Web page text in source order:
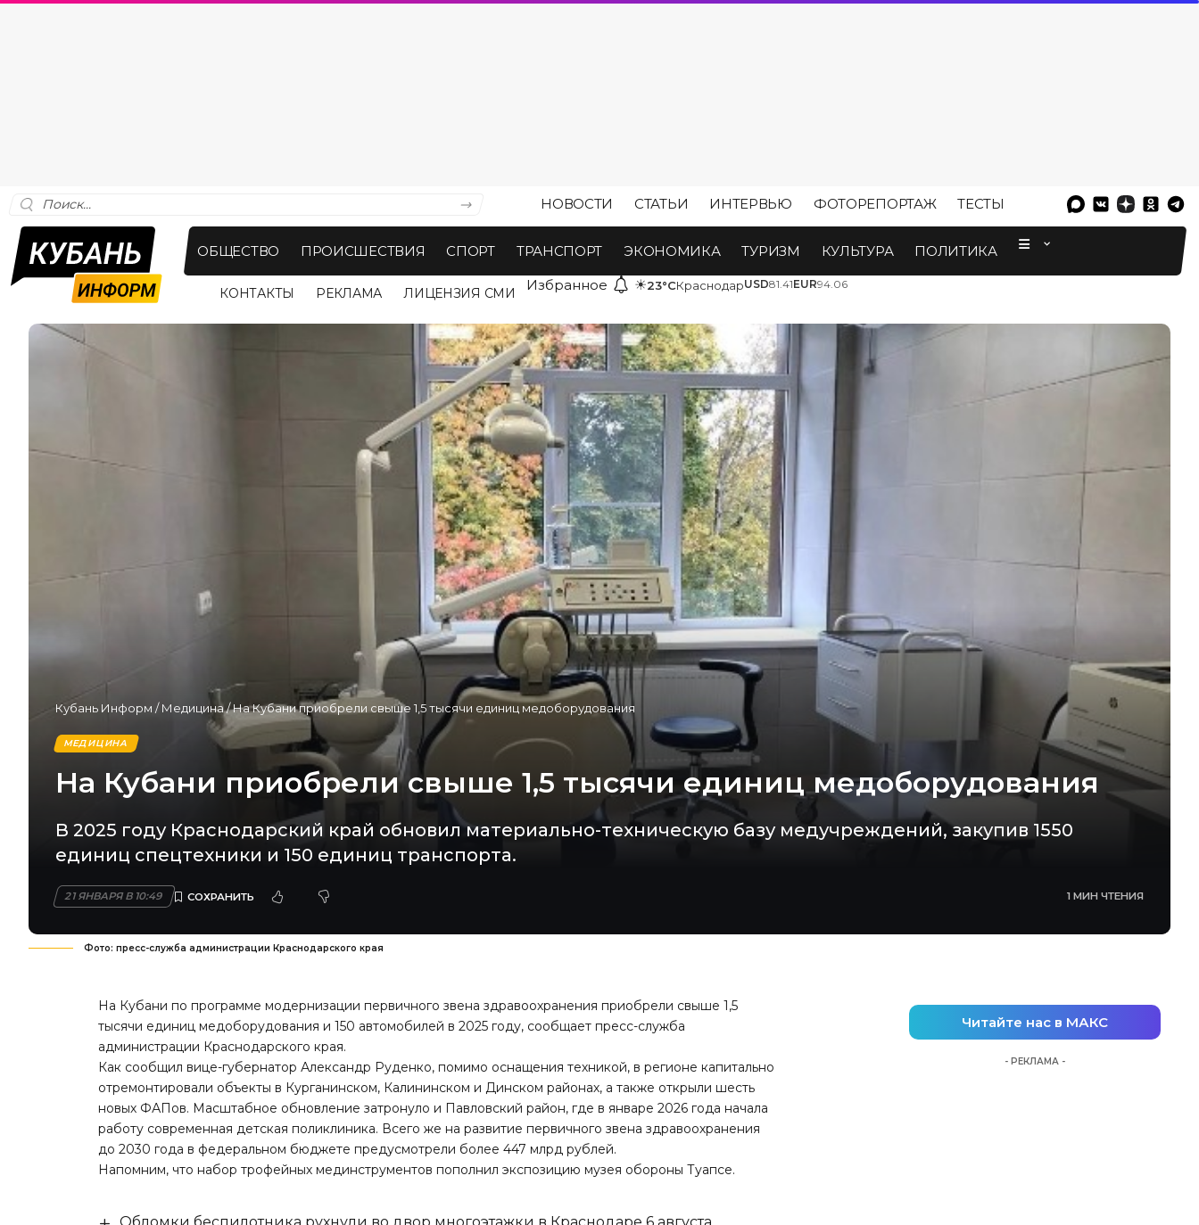
НОВОСТИ СТАТЬИ ИНТЕРВЬЮ ФОТОРЕПОРТАЖ ТЕСТЫ
ОБЩЕСТВО ПРОИСШЕСТВИЯ СПОРТ ТРАНСПОРТ ЭКОНОМИКА ТУРИЗМ КУЛЬТУРА ПОЛИТИКА
КОНТАКТЫ РЕКЛАМА ЛИЦЕНЗИЯ СМИ Избранное ☀23°CКраснодарUSD81.41EUR94.06
Кубань Информ /Медицина/На Кубани приобрели свыше 1,5 тысячи единиц медоборудования
МЕДИЦИНА
На Кубани приобрели свыше 1,5 тысячи единиц медоборудования
В 2025 году Краснодарский край обновил материально-техническую базу медучреждений, закупив 1550
единиц спецтехники и 150 единиц транспорта.
21 ЯНВАРЯ В 10:49 1 МИН ЧТЕНИЯ
Фото: пресс-служба администрации Краснодарского края
На Кубани по программе модернизации первичного звена здравоохранения приобрели свыше 1,5
тысячи единиц медоборудования и 150 автомобилей в 2025 году, сообщает пресс-служба
администрации Краснодарского края.
Как сообщил вице-губернатор Александр Руденко, помимо оснащения техникой, в регионе капитально
отремонтировали объекты в Курганинском, Калининском и Динском районах, а также открыли шесть
новых ФАПов. Масштабное обновление затронуло и Павловский район, где в январе 2026 года начала
работу современная детская поликлиника. Всего же на развитие первичного звена здравоохранения
до 2030 года в федеральном бюджете предусмотрели более 447 млрд рублей.
Напомним, что набор трофейных мединструментов пополнил экспозицию музея обороны Туапсе.
Читайте нас в МАКС
- РЕКЛАМА -